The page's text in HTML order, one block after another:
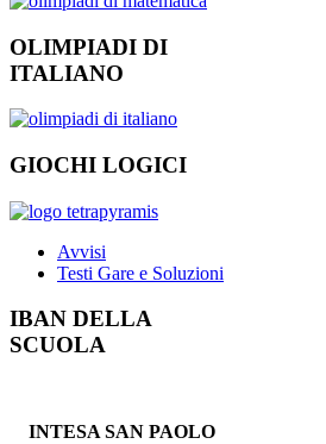
OLIMPIADI DI
ITALIANO
GIOCHI LOGICI
Avvisi
Testi Gare e Soluzioni
IBAN DELLA
SCUOLA
INTESA SAN PAOLO